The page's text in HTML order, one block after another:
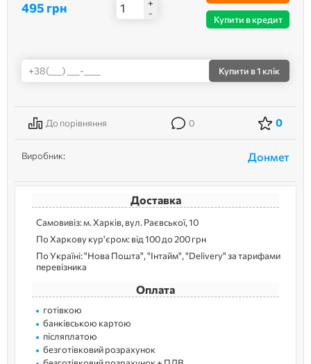
495 грн
+
-
Купити в кредит
Купити в 1 клік
До порівняння 0 0
Виробник: Донмет
Доставка
Самовивіз: м. Харків, вул. Раєвської, 10
По Харкову кур'єром: від 100 до 200 грн
По Україні: "Нова Пошта", "Інтайм", "Delivery" за тарифами
перевізника
Оплата
готівкою
банківською картою
післяплатою
безготівковий розрахунок